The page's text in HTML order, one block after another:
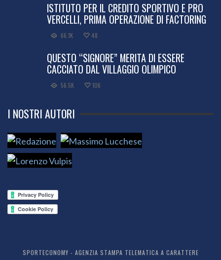
ISTITUTO PER IL CREDITO SPORTIVO E PRO
VERCELLI, PRIMA OPERAZIONE DI FACTORING
66.1K 48
QUESTO “SIGNORE” MERITA DI ESSERE
CACCIATO DAL VILLAGGIO OLIMPICO
56.5K 106
I NOSTRI AUTORI
SPORTECONOMY - AGENZIA STAMPA TELEMATICA A CARATTERE